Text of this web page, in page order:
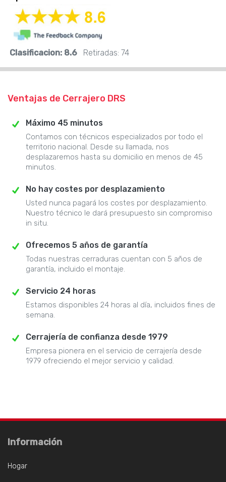
Clasificacion: 8.6 Retiradas: 74
Ventajas de Cerrajero DRS
Máximo 45 minutos
Contamos con técnicos especializados por todo el
territorio nacional. Desde su llamada, nos
desplazaremos hasta su domicilio en menos de 45
minutos.
No hay costes por desplazamiento
Usted nunca pagará los costes por desplazamiento.
Nuestro técnico le dará presupuesto sin compromiso
in situ.
Ofrecemos 5 años de garantía
Todas nuestras cerraduras cuentan con 5 años de
garantía, incluido el montaje.
Servicio 24 horas
Estamos disponibles 24 horas al día, incluidos fines de
semana.
Cerrajería de confianza desde 1979
Empresa pionera en el servicio de cerrajería desde
1979 ofreciendo el mejor servicio y calidad.
Información
Hogar